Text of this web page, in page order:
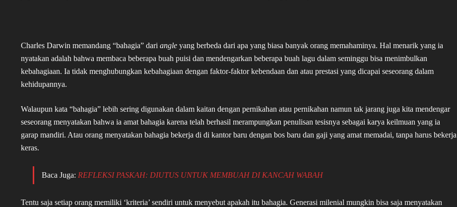
Charles Darwin memandang “bahagia” dari angle yang berbeda dari apa yang biasa banyak orang memahaminya. Hal menarik yang ia
nyatakan adalah bahwa membaca beberapa buah puisi dan mendengarkan beberapa buah lagu dalam seminggu bisa menimbulkan
kebahagiaan. Ia tidak menghubungkan kebahagiaan dengan faktor-faktor kebendaan dan atau prestasi yang dicapai seseorang dalam
kehidupannya.
Walaupun kata “bahagia” lebih sering digunakan dalam kaitan dengan pernikahan atau pernikahan namun tak jarang juga kita mendengar
seseorang menyatakan bahwa ia amat bahagia karena telah berhasil merampungkan penulisan tesisnya sebagai karya keilmuan yang ia
garap mandiri. Atau orang menyatakan bahagia bekerja di di kantor baru dengan bos baru dan gaji yang amat memadai, tanpa harus bekerja
keras.
Baca Juga: REFLEKSI PASKAH: DIUTUS UNTUK MEMBUAH DI KANCAH WABAH
Tentu saja setiap orang memiliki ‘kriteria’ sendiri untuk menyebut apakah itu bahagia. Generasi milenial mungkin bisa saja menyatakan